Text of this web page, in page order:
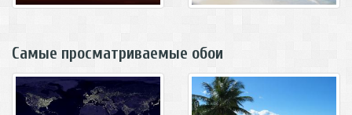
Самые просматриваемые обои